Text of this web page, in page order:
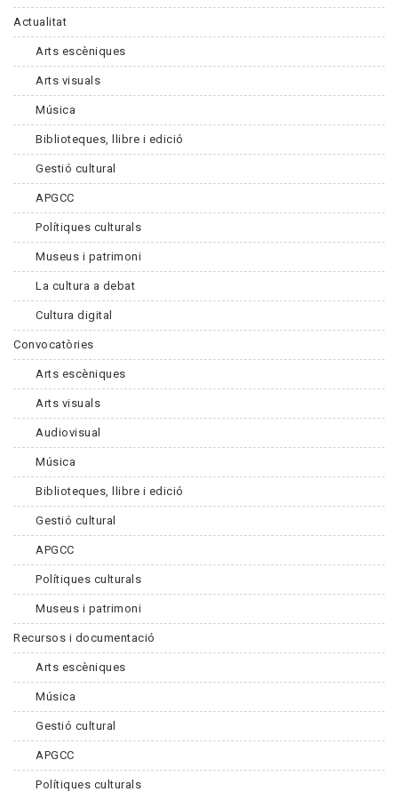
Actualitat
Arts escèniques
Arts visuals
Música
Biblioteques, llibre i edició
Gestió cultural
APGCC
Polítiques culturals
Museus i patrimoni
La cultura a debat
Cultura digital
Convocatòries
Arts escèniques
Arts visuals
Audiovisual
Música
Biblioteques, llibre i edició
Gestió cultural
APGCC
Polítiques culturals
Museus i patrimoni
Recursos i documentació
Arts escèniques
Música
Gestió cultural
APGCC
Polítiques culturals